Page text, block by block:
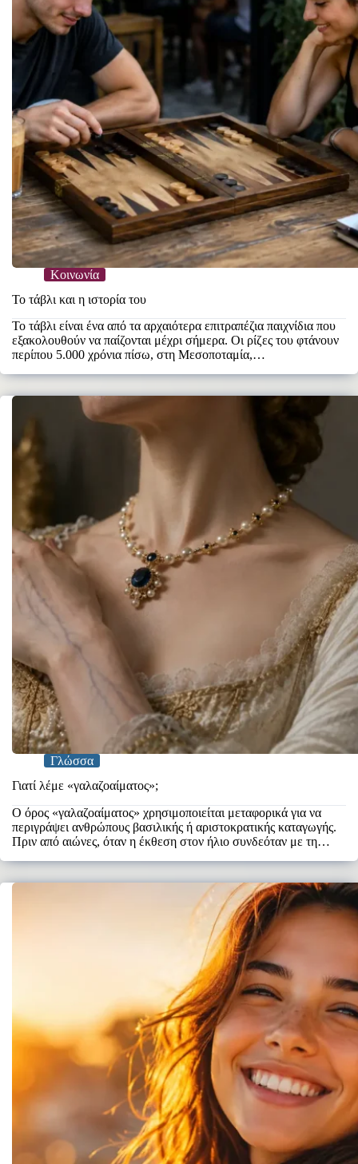
Κοινωνία
Το τάβλι και η ιστορία του
Το τάβλι είναι ένα από τα αρχαιότερα επιτραπέζια παιχνίδια που
εξακολουθούν να παίζονται μέχρι σήμερα. Οι ρίζες του φτάνουν
περίπου 5.000 χρόνια πίσω, στη Μεσοποταμία,…
Γλώσσα
Γιατί λέμε «γαλαζοαίματος»;
Ο όρος «γαλαζοαίματος» χρησιμοποιείται μεταφορικά για να
περιγράψει ανθρώπους βασιλικής ή αριστοκρατικής καταγωγής.
Πριν από αιώνες, όταν η έκθεση στον ήλιο συνδεόταν με τη